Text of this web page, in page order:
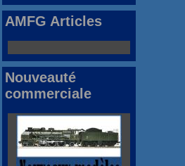
AMFG Articles
Nouveauté
commerciale